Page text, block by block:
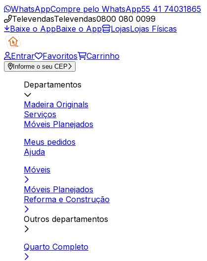
WhatsAppCompre pelo WhatsApp55 41 74031865
TelevendasTelevendas0800 080 0099
Baixe o AppBaixe o App LojasLojas Físicas
Entrar Favoritos Carrinho
Informe o seu CEP
Departamentos
Madeira Originals
Serviços
Móveis Planejados
Meus pedidos
Ajuda
Móveis
Móveis Planejados
Reforma e Construção
Outros departamentos
Quarto Completo